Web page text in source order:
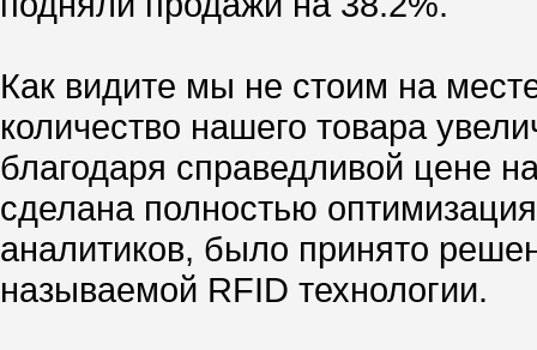
Как видите мы не стоим на
количество нашего товара
благодаря справедливой цене
сделана полностью
аналитиков, было принято
называемой RFID технологии.